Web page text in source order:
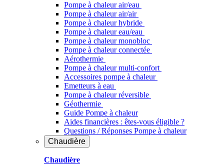
Pompe à chaleur air/eau
Pompe à chaleur air/air
Pompe à chaleur hybride
Pompe à chaleur​ eau/eau
Pompe à chaleur monobloc
Pompe à chaleur connectée
Aérothermie
Pompe à chaleur multi-confort
Accessoires pompe à chaleur
Emetteurs à eau
Pompe à chaleur réversible
Géothermie
Guide Pompe à chaleur
Aides financières : êtes-vous éligible ?
Questions / Réponses Pompe à chaleur
Chaudière
Chaudière